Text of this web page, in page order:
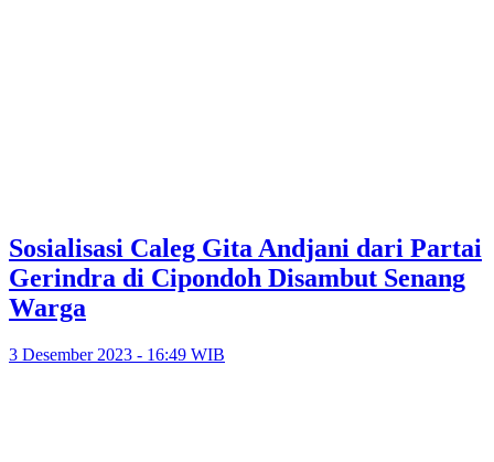
Sosialisasi Caleg Gita Andjani dari Partai
Gerindra di Cipondoh Disambut Senang
Warga
3 Desember 2023 - 16:49 WIB